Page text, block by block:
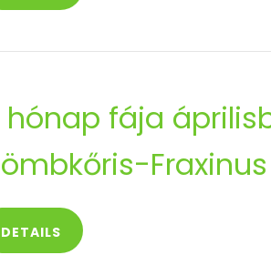
hónap fája
DETAILS